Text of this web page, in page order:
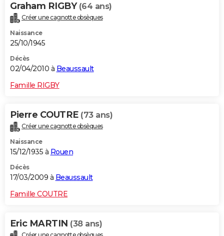
Graham RIGBY (64 ans)
Créer une cagnotte obsèques
Naissance
25/10/1945
Décès
02/04/2010 à Beaussault
Famille RIGBY
Pierre COUTRE (73 ans)
Créer une cagnotte obsèques
Naissance
15/12/1935 à Rouen
Décès
17/03/2009 à Beaussault
Famille COUTRE
Eric MARTIN (38 ans)